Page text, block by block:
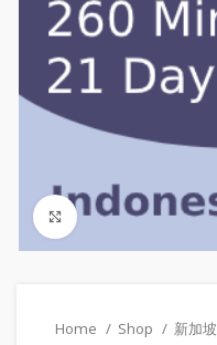
Click to enlarge
Home Shop 新加坡